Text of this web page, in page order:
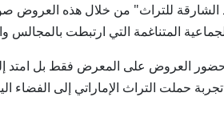
للتراث" من خلال هذه العروض صورة
المتناغمة التي ارتبطت بالمجالس
العروض على المعرض فقط بل امتد إلى
حملت التراث الإماراتي إلى الفضاء